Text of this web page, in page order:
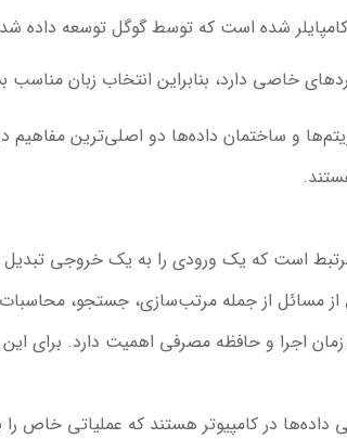
شده است که توسط گوگل توسعه داده
خاصی دارد، بنابراین انتخاب زبان
و ساختمان داده‌ها دو اصلی‌ترین مفاهیم
است که یک ورودی را به یک خروجی
از مسائل از جمله مرتب‌سازی، جستجو،
زمان اجرا و حافظه مصرفی اهمیت دارد. برای
در کامپیوتر هستند که عملیاتی خاص را